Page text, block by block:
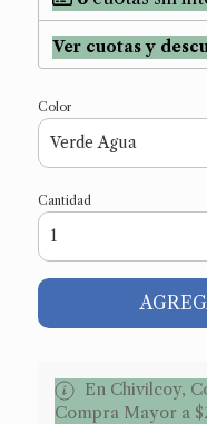
Ver cuotas y
Color
Cantidad
En Chivilcoy,
Compra Mayor a